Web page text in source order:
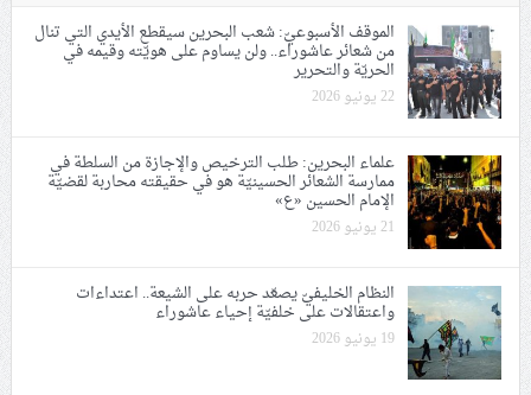
الموقف الأسبوعيّ: شعب البحرين سيقطع الأيدي التي تنال
من شعائر عاشوراء.. ولن يساوم على هويّته وقيمه في
الحريّة والتحرير
22 يونيو 2026
علماء البحرين: طلب الترخيص والإجازة من السلطة في
ممارسة الشعائر الحسينيّة هو في حقيقته محاربة لقضيّة
الإمام الحسين «ع»
21 يونيو 2026
النظام الخليفيّ يصعّد حربه على الشيعة.. اعتداءات
واعتقالات على خلفيّة إحياء عاشوراء
19 يونيو 2026